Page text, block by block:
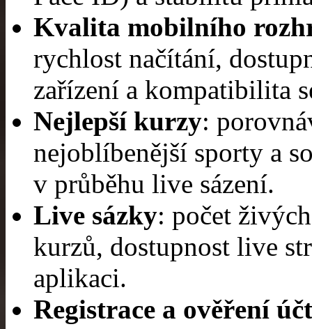
Kvalita mobilního
rychlost načítání,
zařízení a kompatibilita
Nejlepší kurzy:
nejoblíbenější sporty a
v průběhu live sázení.
Live sázky: počet
kurzů, dostupnost live
aplikaci.
Registrace a ověření